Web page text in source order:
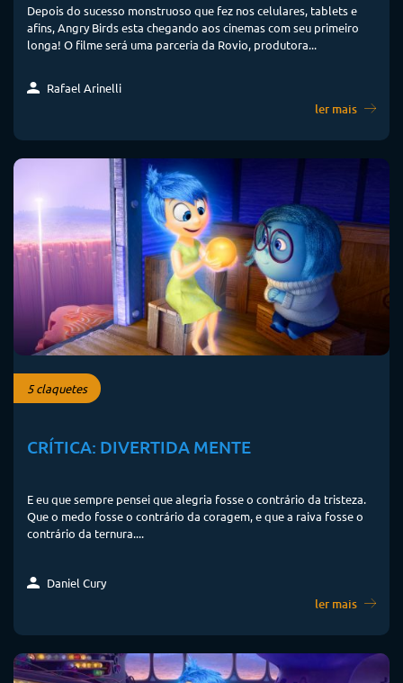
Depois do sucesso monstruoso que fez nos celulares, tablets e
afins, Angry Birds esta chegando aos cinemas com seu primeiro
longa! O filme será uma parceria da Rovio, produtora...
Rafael Arinelli
ler mais
5 claquetes
CRÍTICA: DIVERTIDA MENTE
E eu que sempre pensei que alegria fosse o contrário da tristeza.
Que o medo fosse o contrário da coragem, e que a raiva fosse o
contrário da ternura....
Daniel Cury
ler mais